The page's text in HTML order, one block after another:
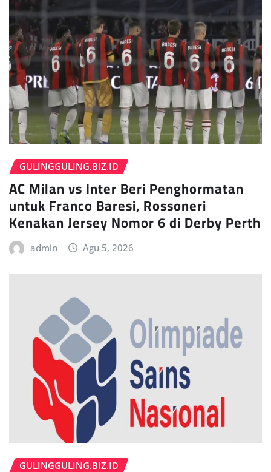
GULINGGULING.BIZ.ID
AC Milan vs Inter Beri Penghormatan
untuk Franco Baresi, Rossoneri
Kenakan Jersey Nomor 6 di Derby Perth
admin Agu 5, 2026
GULINGGULING.BIZ.ID